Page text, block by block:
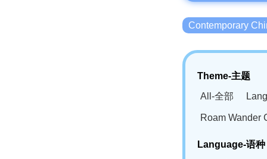
Contemporary
Theme-主题
All-全部
Roam Wander
Language-语种